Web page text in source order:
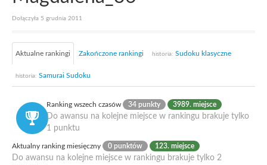
Dołączyła 5 grudnia 2011
Aktualne rankingi Zakończone rankingi historia: Sudoku klasyczne
historia: Samurai Sudoku
Ranking wszech czasów 34 punkty 3989. miejsce
Do awansu na kolejne miejsce w rankingu brakuje tylko
1 punktu
Aktualny ranking miesięczny 0 punktów 123. miejsce
Do awansu na kolejne miejsce w rankingu brakuje tylko 2